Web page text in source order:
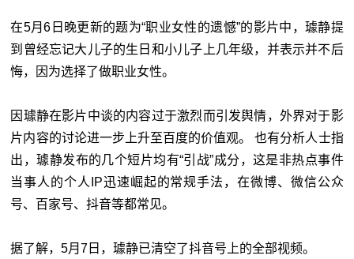
在5月6日晚更新的题为“职业女性的遗憾”的影片中，璩静提
到曾经忘记大儿子的生日和小儿子上几年级，并表示并不后
悔，因为选择了做职业女性。
因璩静在影片中谈的内容过于激烈而引发舆情，外界对于影
片内容的讨论进一步上升至百度的价值观。 也有分析人士指
出，璩静发布的几个短片均有“引战”成分，这是非热点事件
当事人的个人IP迅速崛起的常规手法，在微博、微信公众
号、百家号、抖音等都常见。
据了解，5月7日，璩静已清空了抖音号上的全部视频。